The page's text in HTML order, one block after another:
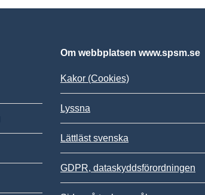
Om webbplatsen www.spsm.se
Kakor (Cookies)
Lyssna
Lättläst svenska
GDPR, dataskyddsförordningen